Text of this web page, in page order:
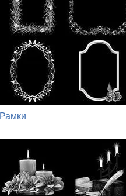
Рамки